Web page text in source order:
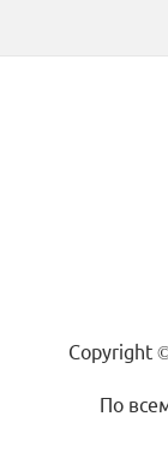
Copyright
По